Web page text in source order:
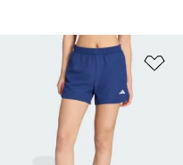
à la Liste de produits